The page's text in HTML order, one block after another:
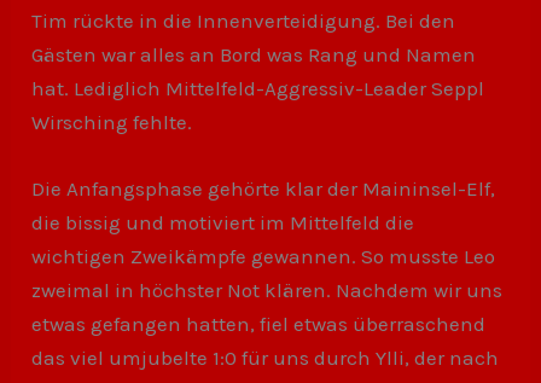
Tim rückte in die Innenverteidigung. Bei den
Gästen war alles an Bord was Rang und Namen
hat. Lediglich Mittelfeld-Aggressiv-Leader Seppl
Wirsching fehlte.
Die Anfangsphase gehörte klar der Maininsel-Elf,
die bissig und motiviert im Mittelfeld die
wichtigen Zweikämpfe gewannen. So musste Leo
zweimal in höchster Not klären. Nachdem wir uns
etwas gefangen hatten, fiel etwas überraschend
das viel umjubelte 1:0 für uns durch Ylli, der nach